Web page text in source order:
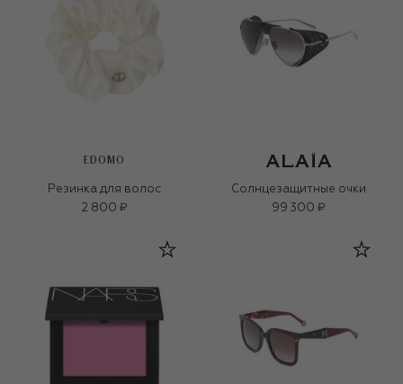
EDOMO
Резинка для волос
2 800 ₽
Солнцезащитные очки
99 300 ₽